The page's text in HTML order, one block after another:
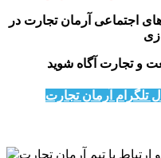
اجتماعی آرمان تجارت در
تلگرام آرمان تجارت